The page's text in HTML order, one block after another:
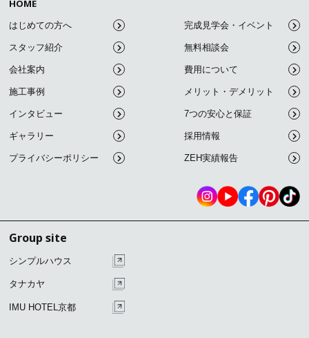
HOME
はじめての方へ
スタッフ紹介
会社案内
施工事例
インタビュー
ギャラリー
プライバシーポリシー
完成見学会・イベント
無料相談会
費用について
メリット・デメリット
7つの安心と保証
採用情報
ZEH実績報告
Group site
シンプルハウス
タナカヤ
IMU HOTEL京都